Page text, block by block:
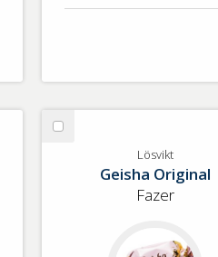
Välj
Lösvikt
Geisha Original
Fazer